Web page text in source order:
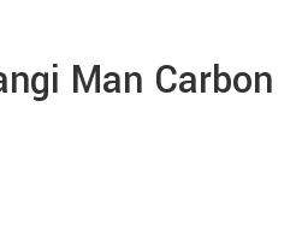
Man Carbon